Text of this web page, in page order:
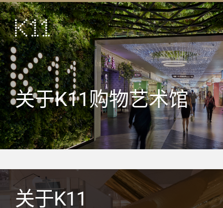
ENG 繁
艺术及文化
店铺
美馔
活动
优惠及推广
关于
关于K11购物艺术馆
关于K11